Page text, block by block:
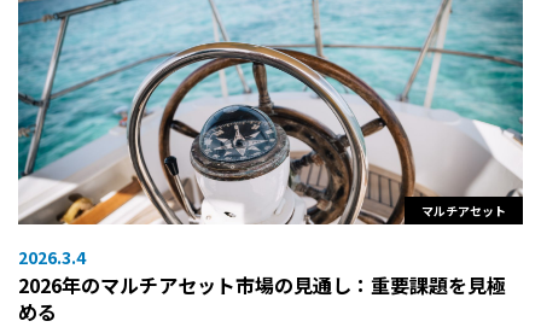
マルチアセット
2026.3.4
2026年のマルチアセット市場の見通し：重要課題を見極
める